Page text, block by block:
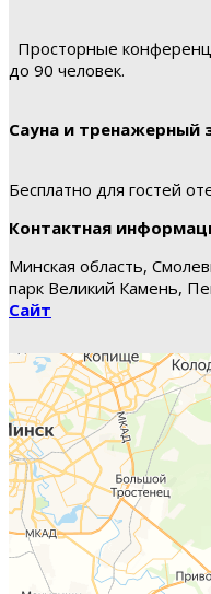
Просторные
до 90 человек.
Сауна и тренажерный
Бесплатно для гостей
Контактная
Минская область,
парк Великий Камень,
Сайт